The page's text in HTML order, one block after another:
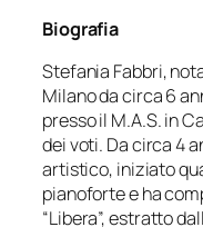
Biografia
Stefania Fabbri,
Milano da circa 6
presso il M.A.S. in
dei voti. Da circa 4
artistico, iniziato
pianoforte e ha
“Libera”, estratto